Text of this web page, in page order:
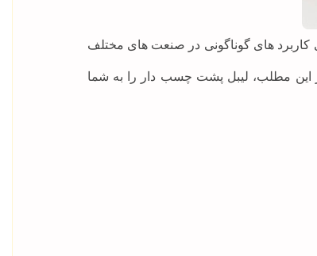
کاربرد های گوناگونی در صنعت های مختلف
این مطلب، لیبل پشت چسب دار را به شما